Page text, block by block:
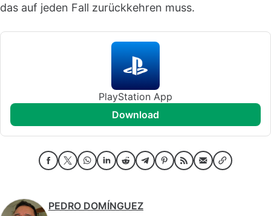
das auf jeden Fall zurückkehren muss.
PlayStation App
download
PEDRO DOMÍNGUEZ